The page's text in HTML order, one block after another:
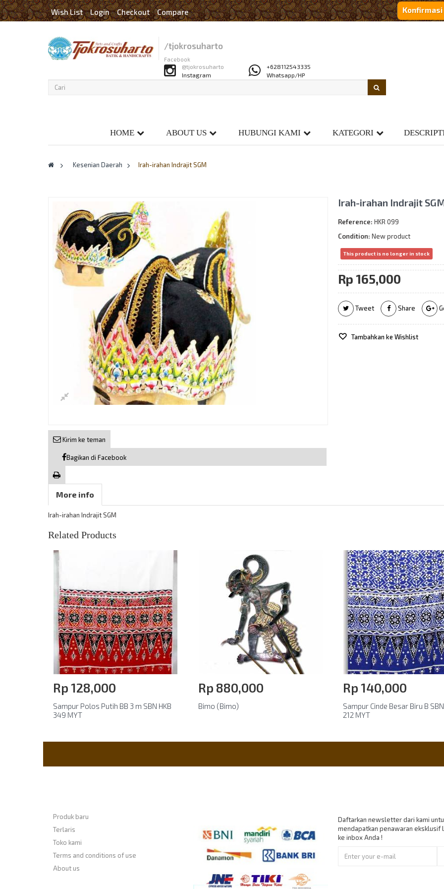
Wish List Login Checkout Compare Konfirmasi
/tjokrosuharto
Facebook
@tjokrosuharto
Instagram
+628112543335
Whatsapp/HP
HOME ABOUT US HUBUNGI KAMI KATEGORI
> Kesenian Daerah > Irah-irahan Indrajit SGM
Kirim ke teman
Bagikan di Facebook
Irah-irahan Indrajit
Reference: HKR 099
Condition: New product
This product is no longer in stock
Rp‎ 165,000
Tweet Share
Tambahkan ke Wishlist
More info
Irah-irahan Indrajit SGM
Related Products
Rp‎ 128,000
Sampur Polos Putih BB 3 m SBN HKB
349 MYT
Rp‎ 880,000
Bimo (Bimo)
Rp‎ 140,000
Sampur Cinde Besar Biru B
212 MYT
Produk baru
Terlaris
Toko kami
Terms and conditions of use
About us
Daftarkan newsletter dari kami
mendapatkan penawaran eksklusif
ke inbox Anda !